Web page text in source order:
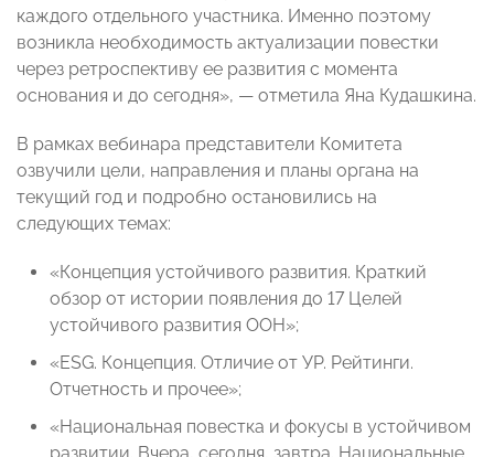
каждого отдельного участника. Именно поэтому
возникла необходимость актуализации повестки
через ретроспективу ее развития с момента
основания и до сегодня», — отметила Яна Кудашкина.
В рамках вебинара представители Комитета
озвучили цели, направления и планы органа на
текущий год и подробно остановились на
следующих темах:
«Концепция устойчивого развития. Краткий
обзор от истории появления до 17 Целей
устойчивого развития ООН»;
«ESG. Концепция. Отличие от УР. Рейтинги.
Отчетность и прочее»;
«Национальная повестка и фокусы в устойчивом